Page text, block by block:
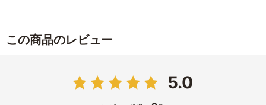
この商品のレビュー
5.0